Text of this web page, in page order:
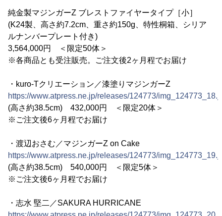
純金製マジンガーZ ブレストファイヤータイプ［小］
(K24製、高さ約7.2cm、重さ約150g、特性桐箱、シリア
ルナンバープレート付き)
3,564,000円 ＜限定50体＞
※各商品とも受注販売。ご注文後2ヶ月程でお届け
・kuro-Tクリエーション／漆塗りマジンガーZ
https://www.atpress.ne.jp/releases/124773/
(高さ約38.5cm) 432,000円 ＜限定20体＞
※ご注文後6ヶ月程でお届け
・渡辺おさむ／マジンガーZ on Cake
https://www.atpress.ne.jp/releases/124773/
(高さ約38.5cm) 540,000円 ＜限定5体＞
※ご注文後6ヶ月程でお届け
・志水 堅二／SAKURA HURRICANE